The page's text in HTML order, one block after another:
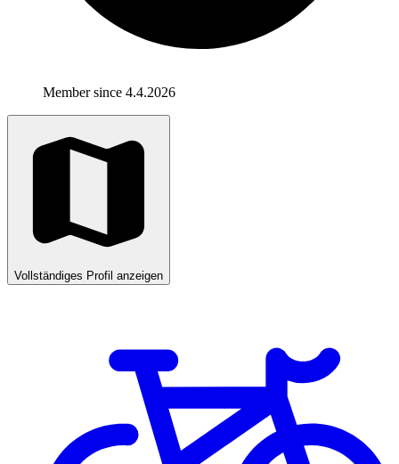
Member since 4.4.2026
Vollständiges Profil anzeigen